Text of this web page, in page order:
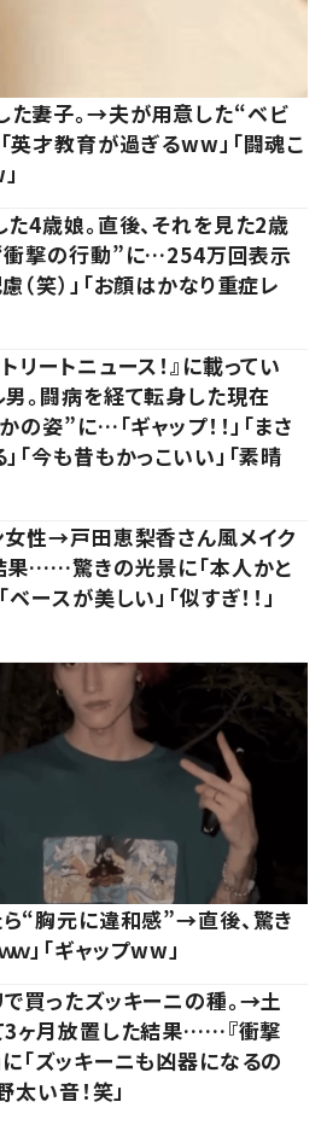
た妻子。→夫が用意した“ベビ
英才教育が過ぎるww」「闘魂こ
4歳娘。直後、それを見た2歳
撃の行動”に…254万回表示
（笑）」「お顔はかなり重症レ
リートニュース！』に載ってい
男。闘病を経て転身した現在
の姿”に…「ギャップ！！」「まさ
「今も昔もかっこいい」「素晴
女性→戸田恵梨香さん風メイク
果……驚きの光景に「本人かと
ベースが美しい」「似すぎ！！」
ら“胸元に違和感”→直後、驚き
」「ギャップww」
で買ったズッキーニの種。→土
3ヶ月放置した結果……『衝撃
「ズッキーニも凶器になるの
野太い音！笑」